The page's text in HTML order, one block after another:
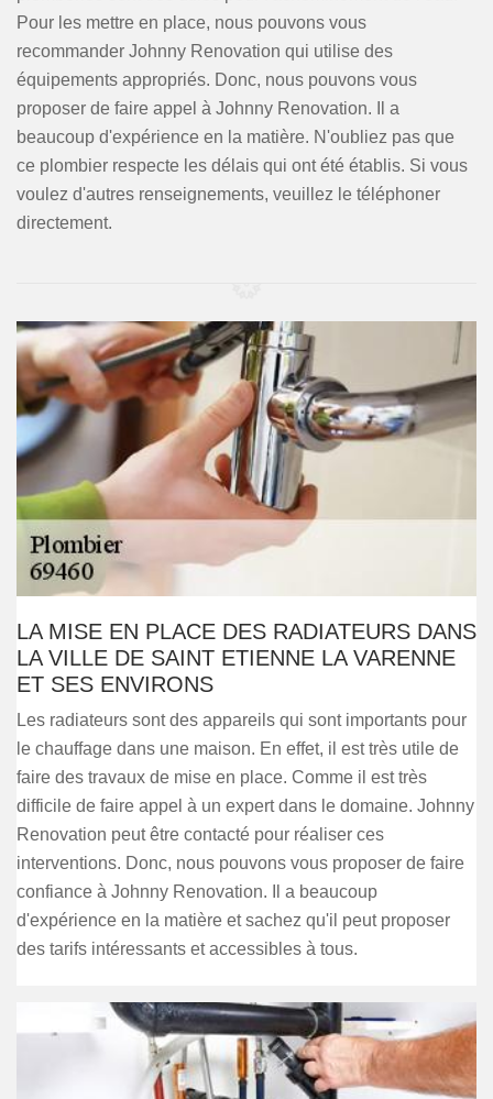
Pour les mettre en place, nous pouvons vous
recommander Johnny Renovation qui utilise des
équipements appropriés. Donc, nous pouvons vous
proposer de faire appel à Johnny Renovation. Il a
beaucoup d'expérience en la matière. N'oubliez pas que
ce plombier respecte les délais qui ont été établis. Si vous
voulez d'autres renseignements, veuillez le téléphoner
directement.
LA MISE EN PLACE DES RADIATEURS DANS
LA VILLE DE SAINT ETIENNE LA VARENNE
ET SES ENVIRONS
Les radiateurs sont des appareils qui sont importants pour
le chauffage dans une maison. En effet, il est très utile de
faire des travaux de mise en place. Comme il est très
difficile de faire appel à un expert dans le domaine. Johnny
Renovation peut être contacté pour réaliser ces
interventions. Donc, nous pouvons vous proposer de faire
confiance à Johnny Renovation. Il a beaucoup
d'expérience en la matière et sachez qu'il peut proposer
des tarifs intéressants et accessibles à tous.